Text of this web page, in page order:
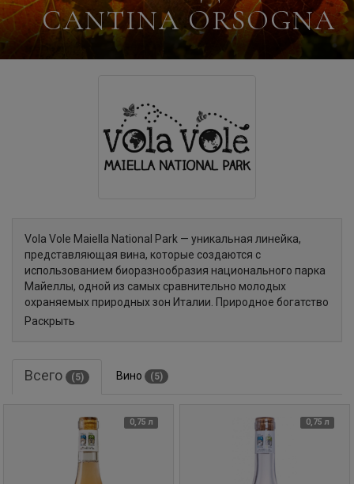
CANTINA ORSOGNA
Vola Vole Maiella National Park — уникальная линейка,
представляющая вина, которые создаются с
использованием биоразнообразия национального парка
Майеллы, одной из самых сравнительно молодых
охраняемых природных зон Италии. Природное богатство
Майеллы дает жизнь интересным, уникальным в своем
Раскрыть
Всего (5) Вино (5)
0,75 л 0,75 л